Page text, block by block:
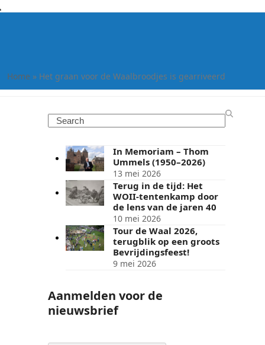
Home » Het graan voor de Waalbroodjes is gearriveerd
Search
In Memoriam – Thom
Ummels (1950–2026)
13 mei 2026
Terug in de tijd: Het
WOII-tentenkamp door
de lens van de jaren 40
10 mei 2026
Tour de Waal 2026,
terugblik op een groots
Bevrijdingsfeest!
9 mei 2026
Aanmelden voor de
nieuwsbrief